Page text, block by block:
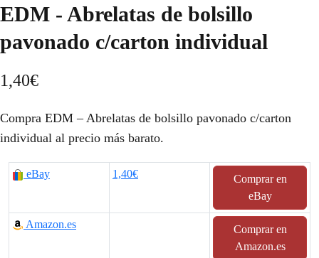
EDM - Abrelatas de bolsillo
pavonado c/carton individual
1,40€
Compra EDM – Abrelatas de bolsillo pavonado c/carton
individual al precio más barato.
eBay 1,40€
Comprar en
eBay
Amazon.es
Comprar en
Amazon.es